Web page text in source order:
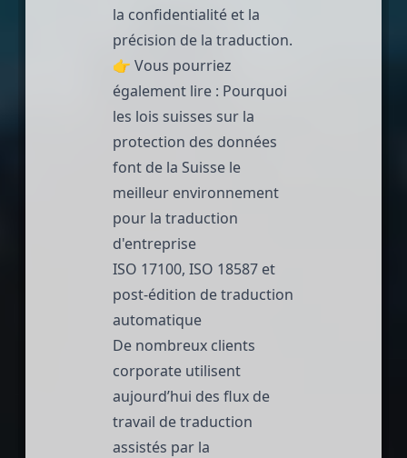
la confidentialité et la
précision de la traduction.
👉 Vous pourriez
également lire : Pourquoi
les lois suisses sur la
protection des données
font de la Suisse le
meilleur environnement
pour la traduction
d'entreprise
ISO 17100, ISO 18587 et
post-édition de traduction
automatique
De nombreux clients
corporate utilisent
aujourd’hui des flux de
travail de traduction
assistés par la